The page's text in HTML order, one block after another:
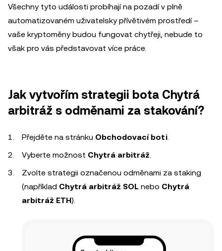
Všechny tyto události probíhají na pozadí v plně
automatizovaném uživatelsky přívětivém prostředí –
vaše kryptoměny budou fungovat chytřeji, nebude to
však pro vás představovat více práce.
Jak vytvořím strategii bota Chytrá
arbitráž s odměnami za stakování?
Přejděte na stránku Obchodovací boti.
Vyberte možnost Chytrá arbitráž.
Zvolte strategii označenou odměnami za staking
(například Chytrá arbitráž SOL nebo Chytrá
arbitráž ETH).